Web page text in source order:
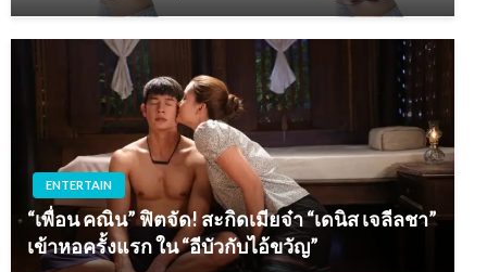
ENTERTAIN
“เพื่อน คณิน” ฟิตจัด! สะกิดเมียจ๋า “เดนิส เจลีลชา”
เข้าหอครั้งแรก ใน “อีบัวกับไอ้ขวัญ”